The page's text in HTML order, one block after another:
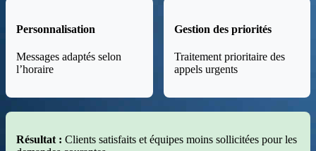
Personnalisation
Messages adaptés selon
l’horaire
Gestion des priorités
Traitement prioritaire des
appels urgents
Résultat : Clients satisfaits et équipes moins sollicitées pour les